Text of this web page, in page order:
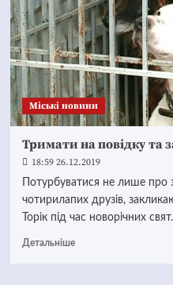
Mіські новини
Тримати на повідку та
18:59 26.12.2019
Потурбуватися не лише про
чотирилапих друзів,
Торік під час новорічних
Детальніше